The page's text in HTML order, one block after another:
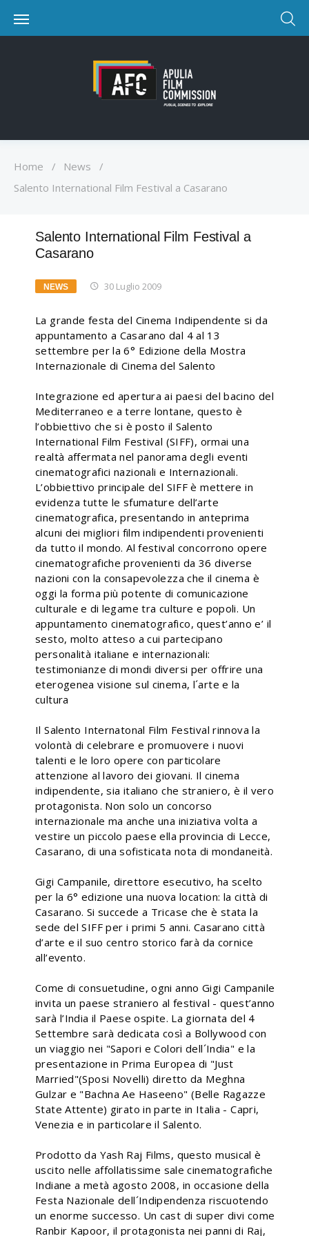
Home / News
/
Salento International Film Festival a Casarano
Salento International Film Festival a
Casarano
NEWS 30 Luglio 2009
La grande festa del Cinema Indipendente si da
appuntamento a Casarano dal 4 al 13
settembre per la 6° Edizione della Mostra
Internazionale di Cinema del Salento
Integrazione ed apertura ai paesi del bacino del
Mediterraneo e a terre lontane, questo è
l’obbiettivo che si è posto il Salento
International Film Festival (SIFF), ormai una
realtà affermata nel panorama degli eventi
cinematografici nazionali e Internazionali.
L’obbiettivo principale del SIFF è mettere in
evidenza tutte le sfumature dell’arte
cinematografica, presentando in anteprima
alcuni dei migliori film indipendenti provenienti
da tutto il mondo. Al festival concorrono opere
cinematografiche provenienti da 36 diverse
nazioni con la consapevolezza che il cinema è
oggi la forma più potente di comunicazione
culturale e di legame tra culture e popoli. Un
appuntamento cinematografico, quest’anno e’ il
sesto, molto atteso a cui partecipano
personalità italiane e internazionali:
testimonianze di mondi diversi per offrire una
eterogenea visione sul cinema, l´arte e la
cultura
Il Salento Internatonal Film Festival rinnova la
volontà di celebrare e promuovere i nuovi
talenti e le loro opere con particolare
attenzione al lavoro dei giovani. Il cinema
indipendente, sia italiano che straniero, è il vero
protagonista. Non solo un concorso
internazionale ma anche una iniziativa volta a
vestire un piccolo paese ella provincia di Lecce,
Casarano, di una sofisticata nota di mondaneità.
Gigi Campanile, direttore esecutivo, ha scelto
per la 6° edizione una nuova location: la città di
Casarano. Si succede a Tricase che è stata la
sede del SIFF per i primi 5 anni. Casarano città
d’arte e il suo centro storico farà da cornice
all’evento.
Come di consuetudine, ogni anno Gigi Campanile
invita un paese straniero al festival - quest’anno
sarà l’India il Paese ospite. La giornata del 4
Settembre sarà dedicata così a Bollywood con
un viaggio nei "Sapori e Colori dell´India" e la
presentazione in Prima Europea di "Just
Married"(Sposi Novelli) diretto da Meghna
Gulzar e "Bachna Ae Haseeno" (Belle Ragazze
State Attente) girato in parte in Italia - Capri,
Venezia e in particolare il Salento.
Prodotto da Yash Raj Films, questo musical è
uscito nelle affollatissime sale cinematografiche
Indiane a metà agosto 2008, in occasione della
Festa Nazionale dell´Indipendenza riscuotendo
un enorme successo. Un cast di super divi come
Ranbir Kapoor, il protagonista nei panni di Raj,